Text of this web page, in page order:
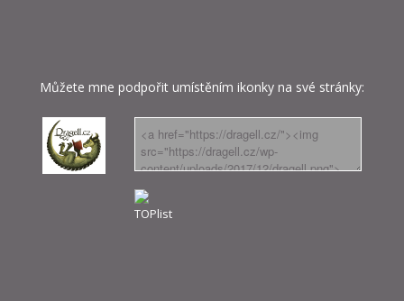
Můžete mne podpořit umístěním ikonky na své stránky: